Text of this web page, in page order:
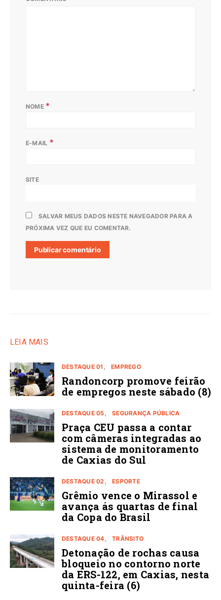
NOME *
E-MAIL *
SITE
SALVAR MEUS DADOS NESTE NAVEGADOR PARA A
PRÓXIMA VEZ QUE EU COMENTAR.
LEIA MAIS
DESTAQUE 01 EMPREGO
Randoncorp promove feirão
de empregos neste sábado (8)
DESTAQUE 05 SEGURANÇA PÚBLICA
Praça CEU passa a contar
com câmeras integradas ao
sistema de monitoramento
de Caxias do Sul
DESTAQUE 02 ESPORTE
Grêmio vence o Mirassol e
avança ás quartas de final
da Copa do Brasil
DESTAQUE 04 TRÂNSITO
Detonação de rochas causa
bloqueio no contorno norte
da ERS-122, em Caxias, nesta
quinta-feira (6)